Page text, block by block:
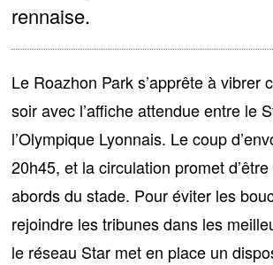
rennaise.
Le Roazhon Park s’apprête à vibrer
soir avec l’affiche attendue entre le
l’Olympique Lyonnais. Le coup
20h45, et la circulation promet
abords du stade. Pour éviter les
rejoindre les tribunes dans les
le réseau Star met en place un